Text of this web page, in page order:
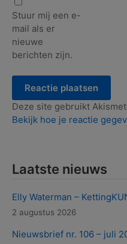
Stuur mij een e-
mail als er
nieuwe
berichten zijn.
Deze site gebruikt
Bekijk hoe je reactie
Laatste nieuws
Elly Waterman –
2 augustus 2026
Nieuwsbrief nr. 106 – juli